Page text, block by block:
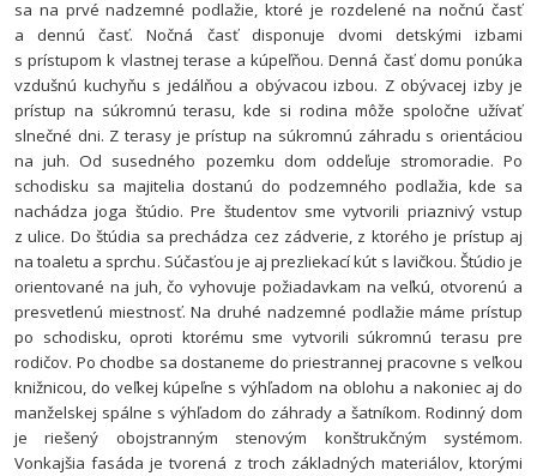
sa na prvé nadzemné podlažie, ktoré je rozdelené na nočnú časť
a dennú časť. Nočná časť disponuje dvomi detskými izbami
s prístupom k vlastnej terase a kúpeľňou. Denná časť domu ponúka
vzdušnú kuchyňu s jedálňou a obývacou izbou. Z obývacej izby je
prístup na súkromnú terasu, kde si rodina môže spoločne užívať
slnečné dni. Z terasy je prístup na súkromnú záhradu s orientáciou
na juh. Od susedného pozemku dom oddeľuje stromoradie. Po
schodisku sa majitelia dostanú do podzemného podlažia, kde sa
nachádza joga štúdio. Pre študentov sme vytvorili priaznivý vstup
z ulice. Do štúdia sa prechádza cez zádverie, z ktorého je prístup aj
na toaletu a sprchu. Súčasťou je aj prezliekací kút s lavičkou. Štúdio je
orientované na juh, čo vyhovuje požiadavkam na veľkú, otvorenú a
presvetlenú miestnosť. Na druhé nadzemné podlažie máme prístup
po schodisku, oproti ktorému sme vytvorili súkromnú terasu pre
rodičov. Po chodbe sa dostaneme do priestrannej pracovne s veľkou
knižnicou, do veľkej kúpeľne s výhľadom na oblohu a nakoniec aj do
manželskej spálne s výhľadom do záhrady a šatníkom. Rodinný dom
je riešený obojstranným stenovým konštrukčným systémom.
Vonkajšia fasáda je tvorená z troch základných materiálov, ktorými